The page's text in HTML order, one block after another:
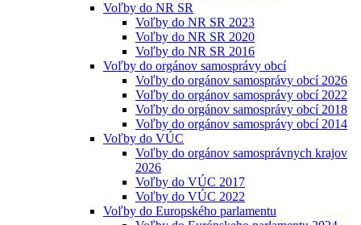
Voľby do NR SR
Voľby do NR SR 2023
Voľby do NR SR 2020
Voľby do NR SR 2016
Voľby do orgánov samosprávy obcí
Voľby do orgánov samosprávy obcí 2026
Voľby do orgánov samosprávy obcí 2022
Voľby do orgánov samosprávy obcí 2018
Voľby do orgánov samosprávy obcí 2014
Voľby do VÚC
Voľby do orgánov samosprávnych krajov
2026
Voľby do VÚC 2017
Voľby do VÚC 2022
Voľby do Europského parlamentu